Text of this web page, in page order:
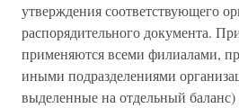
утверждения соответствующего
распорядительного документа.
применяются всеми филиалами,
иными подразделениями
выделенные на отдельный баланс)